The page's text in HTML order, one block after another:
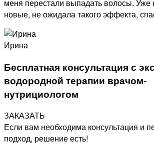
меня перестали выпадать волосы. Уже
новые, не ожидала такого эффекта,
Ирина
Бесплатная консультация с
водородной терапии врачом-
нутрициологом
ЗАКАЗАТЬ
Если вам необходима консультация и
подход, решение есть!